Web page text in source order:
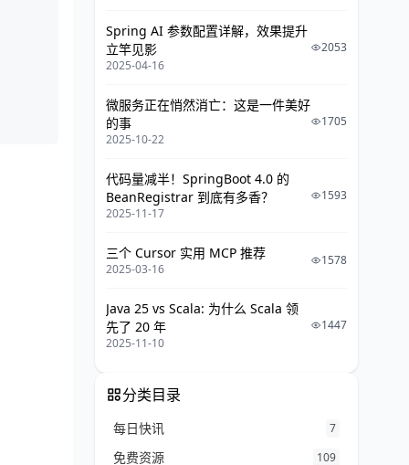
Spring AI 参数配置详解，效果提升
立竿见影
2025-04-16
2053
微服务正在悄然消亡：这是一件美好
的事
2025-10-22
1705
代码量减半！SpringBoot 4.0 的
BeanRegistrar 到底有多香？
2025-11-17
1593
三个 Cursor 实用 MCP 推荐
2025-03-16
1578
Java 25 vs Scala: 为什么 Scala 领
先了 20 年
2025-11-10
1447
分类目录
每日快讯 7
免费资源 109